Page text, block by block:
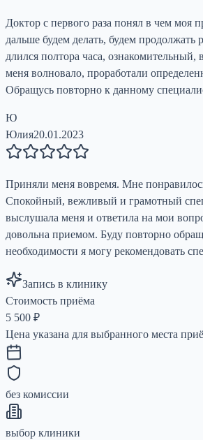
Доктор с первого раза понял в чем моя
дальше будем делать, будем продолжать
длился полтора часа, ознакомительный,
меня волновало, проработали
Обращусь повторно к данному
Ю
Юлия20.01.2023
Приняли меня вовремя. Мне
Спокойный, вежливый и грамотный
выслушала меня и ответила на мои
довольна приемом. Буду повторно
необходимости я могу рекомендовать
Запись в клинику
Стоимость приёма
5 500 ₽
Цена указана для выбранного места
без комиссии
выбор клиники